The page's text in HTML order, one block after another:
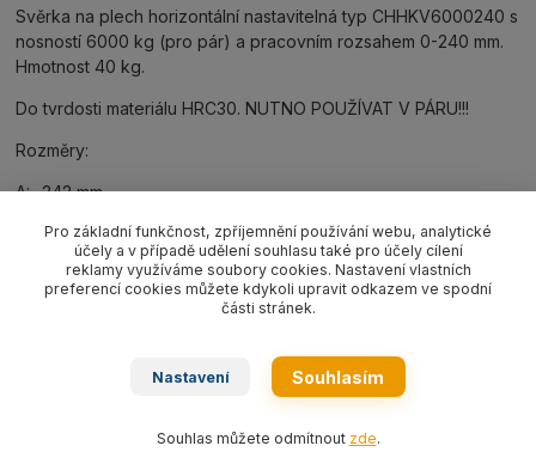
Svěrka na plech horizontální nastavitelná typ CHHKV6000240 s
nosností 6000 kg (pro pár) a pracovním rozsahem 0-240 mm.
Hmotnost 40 kg.
Do tvrdosti materiálu HRC30. NUTNO POUŽÍVAT V PÁRU!!!
Rozměry:
A: -242 mm
B: 300 mm
C: 450 mm
Pro základní funkčnost, zpříjemnění používání webu, analytické
účely a v případě udělení souhlasu také pro účely cílení
reklamy využíváme soubory cookies. Nastavení vlastních
preferencí cookies můžete kdykoli upravit odkazem ve spodní
části stránek.
Nastavení Souhlasím
Souhlas můžete odmítnout zde.